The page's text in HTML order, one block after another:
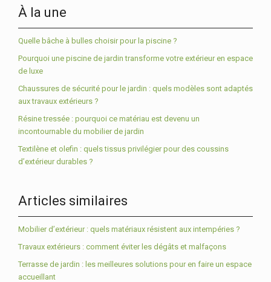
À la une
Quelle bâche à bulles choisir pour la piscine ?
Pourquoi une piscine de jardin transforme votre extérieur en espace
de luxe
Chaussures de sécurité pour le jardin : quels modèles sont adaptés
aux travaux extérieurs ?
Résine tressée : pourquoi ce matériau est devenu un
incontournable du mobilier de jardin
Textilène et olefin : quels tissus privilégier pour des coussins
d’extérieur durables ?
Articles similaires
Mobilier d’extérieur : quels matériaux résistent aux intempéries ?
Travaux extérieurs : comment éviter les dégâts et malfaçons
Terrasse de jardin : les meilleures solutions pour en faire un espace
accueillant